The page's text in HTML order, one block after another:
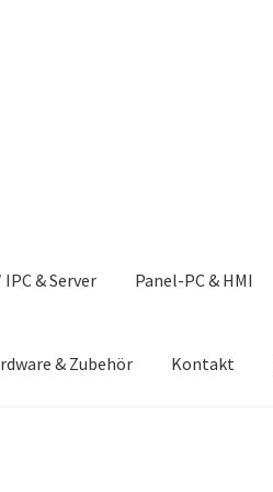
IPC & Server Panel-PC & HMI
& Zubehör Kontakt